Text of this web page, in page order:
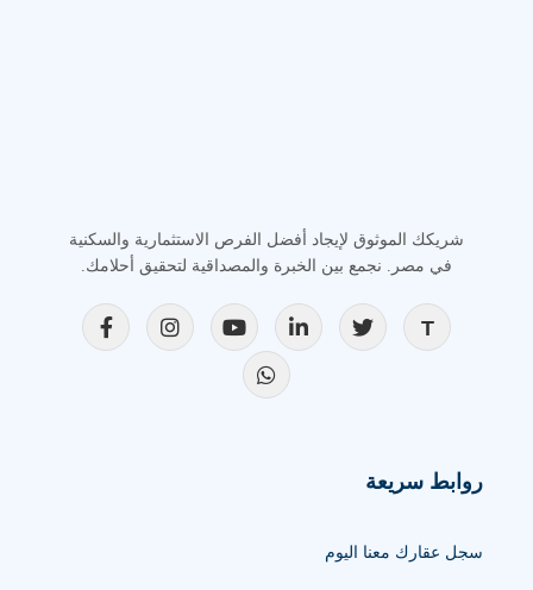
شريكك الموثوق لإيجاد أفضل الفرص الاستثمارية والسكنية
في مصر. نجمع بين الخبرة والمصداقية لتحقيق أحلامك.
روابط سريعة
سجل عقارك معنا اليوم